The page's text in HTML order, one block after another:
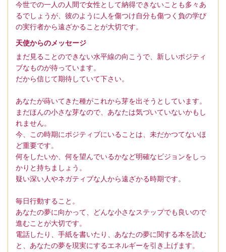
今世での一人の人間で女性として納得できないことも多々あ
るでしょうが、彼のように人を傷つけ自分も傷つく負の学び
の実行者から遠ざかることが大切です。
天使からのメッセージ
まだ見ることのできない水平線の向こうで、新しいポジティ
ブなものが待っています。
だから信じて期待していて下さい。
あなたが蒔いてきた種がこれから芽を出そうとしています。
まだほんの小さな芽なので、あなたは気づいていないかもし
れません。
今、この時期にポジティブにいることは、未だかつてないほ
ど重要です。
何をしたいか、何を望んでいるかなど明確なビジョンをしっ
かりと持ちましょう。
疑い深い人やネガティブな人から遠ざかる時期です。
毎日行動すること。
あなたの夢に向かって、どんな小さなステップでも良いので
進むことが大切です。
電話したり、手紙を書いたり、あなたの夢に関する本を読む
と、あなたの夢を現実にするエネルギーを引き上げます。